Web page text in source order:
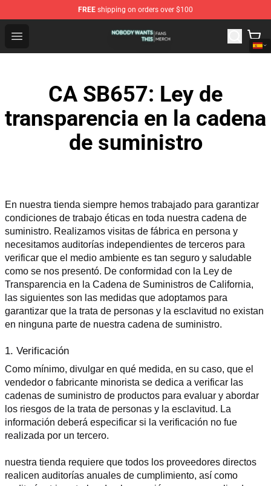
FREE shipping on orders over $100
Open menu
Nobody Wants This Shop - Official Nobody Wants This
CA SB657: Ley de
transparencia en la cadena
de suministro
En nuestra tienda siempre hemos trabajado para garantizar
condiciones de trabajo éticas en toda nuestra cadena de
suministro. Realizamos visitas de fábrica en persona y
necesitamos auditorías independientes de terceros para
verificar que el medio ambiente es tan seguro y saludable
como se nos presentó. De conformidad con la Ley de
Transparencia en la Cadena de Suministros de California,
las siguientes son las medidas que adoptamos para
garantizar que la trata de personas y la esclavitud no existan
en ninguna parte de nuestra cadena de suministro.
1. Verificación
Como mínimo, divulgar en qué medida, en su caso, que el
vendedor o fabricante minorista se dedica a verificar las
cadenas de suministro de productos para evaluar y abordar
los riesgos de la trata de personas y la esclavitud. La
información deberá especificar si la verificación no fue
realizada por un tercero.
nuestra tienda requiere que todos los proveedores directos
realicen auditorías anuales de cumplimiento, así como